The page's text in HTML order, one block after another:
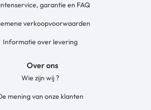
garantie en FAQ
verkoopvoorwaarden
Informatie over levering
Over ons
Wie zijn wij ?
mening van onze klanten